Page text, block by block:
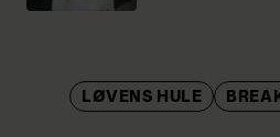
LØVENS HULE